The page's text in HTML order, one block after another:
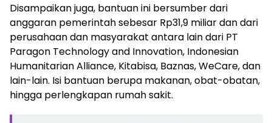
Disampaikan juga, bantuan ini bersumber dari
anggaran pemerintah sebesar Rp31,9 miliar dan dari
perusahaan dan masyarakat antara lain dari PT
Paragon Technology and Innovation, Indonesian
Humanitarian Alliance, Kitabisa, Baznas, WeCare, dan
lain-lain. Isi bantuan berupa makanan, obat-obatan,
hingga perlengkapan rumah sakit.